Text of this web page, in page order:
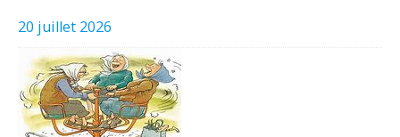
20 juillet 2026